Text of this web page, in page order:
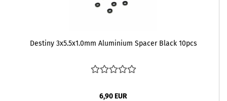
Destiny 3x5.5x1.0mm Aluminium Spacer Black 10pcs
6,90 EUR